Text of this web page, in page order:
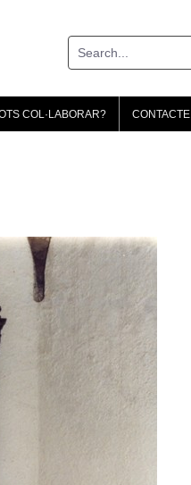
COL·LABORAR? CONTACTE